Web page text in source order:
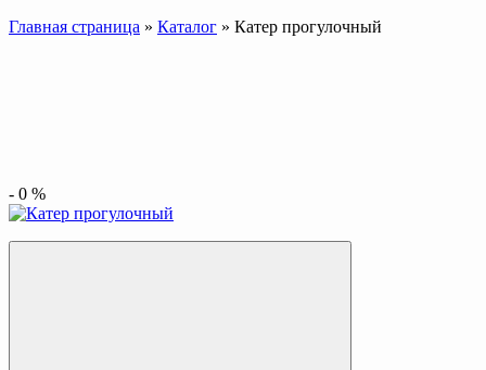
Главная страница » Каталог » Катер прогулочный
- 0 %